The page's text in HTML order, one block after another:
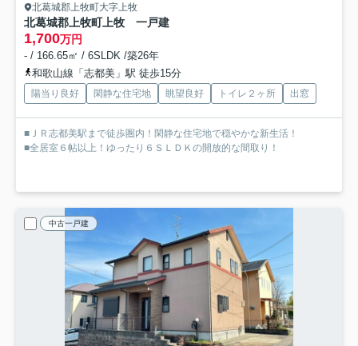
北葛城郡上牧町大字上牧
北葛城郡上牧町上牧 一戸建
1,700万円
- / 166.65㎡ / 6SLDK /築26年
和歌山線「志都美」駅 徒歩15分
陽当り良好 閑静な住宅地 眺望良好 トイレ２ヶ所 出窓
■ＪＲ志都美駅まで徒歩圏内！閑静な住宅地で穏やかな新生活！
■全居室６帖以上！ゆったり６ＳＬＤＫの開放的な間取り！
中古一戸建